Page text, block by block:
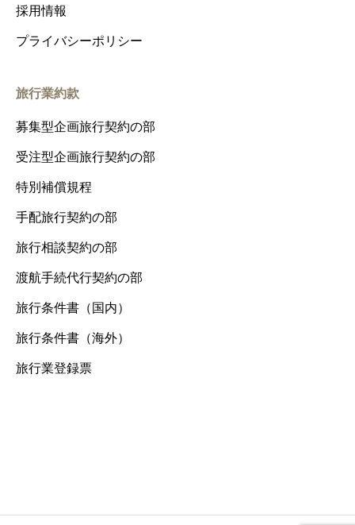
採用情報
プライバシーポリシー
旅行業約款
募集型企画旅行契約の部
受注型企画旅行契約の部
特別補償規程
手配旅行契約の部
旅行相談契約の部
渡航手続代行契約の部
旅行条件書（国内）
旅行条件書（海外）
旅行業登録票